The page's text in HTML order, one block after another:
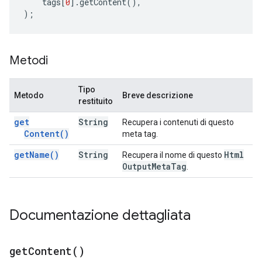
);
Metodi
Metodo
Tipo
restituito
Breve descrizione
get
Content( )
String
Recupera i contenuti di questo
meta tag.
getName( ) String Recupera il nome di questo Html
OutputMetaTag
Documentazione dettagliata
getContent( )